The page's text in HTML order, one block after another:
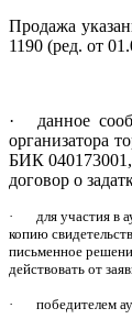
Продажа
1190 (ред. от
·
данное
организатора
БИК
договор о
·
для участия в
копию
письменное
действовать от
· победителем